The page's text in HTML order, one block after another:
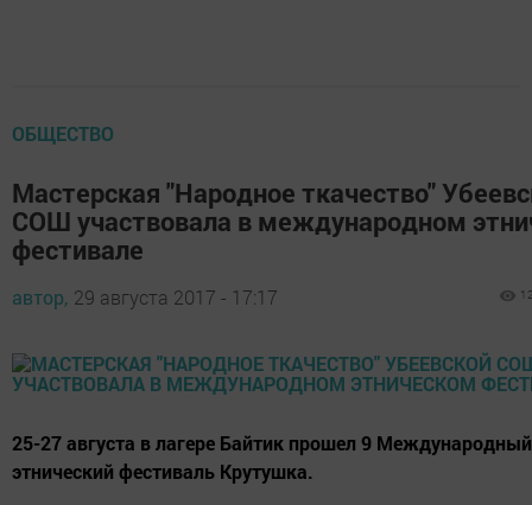
ОБЩЕСТВО
Мастерская "Народное ткачество"
СОШ участвовала в международном
фестивале
автор, 29 августа 2017 - 17:17
25-27 августа в лагере Байтик прошел 9 Международный
этнический фестиваль Крутушка.